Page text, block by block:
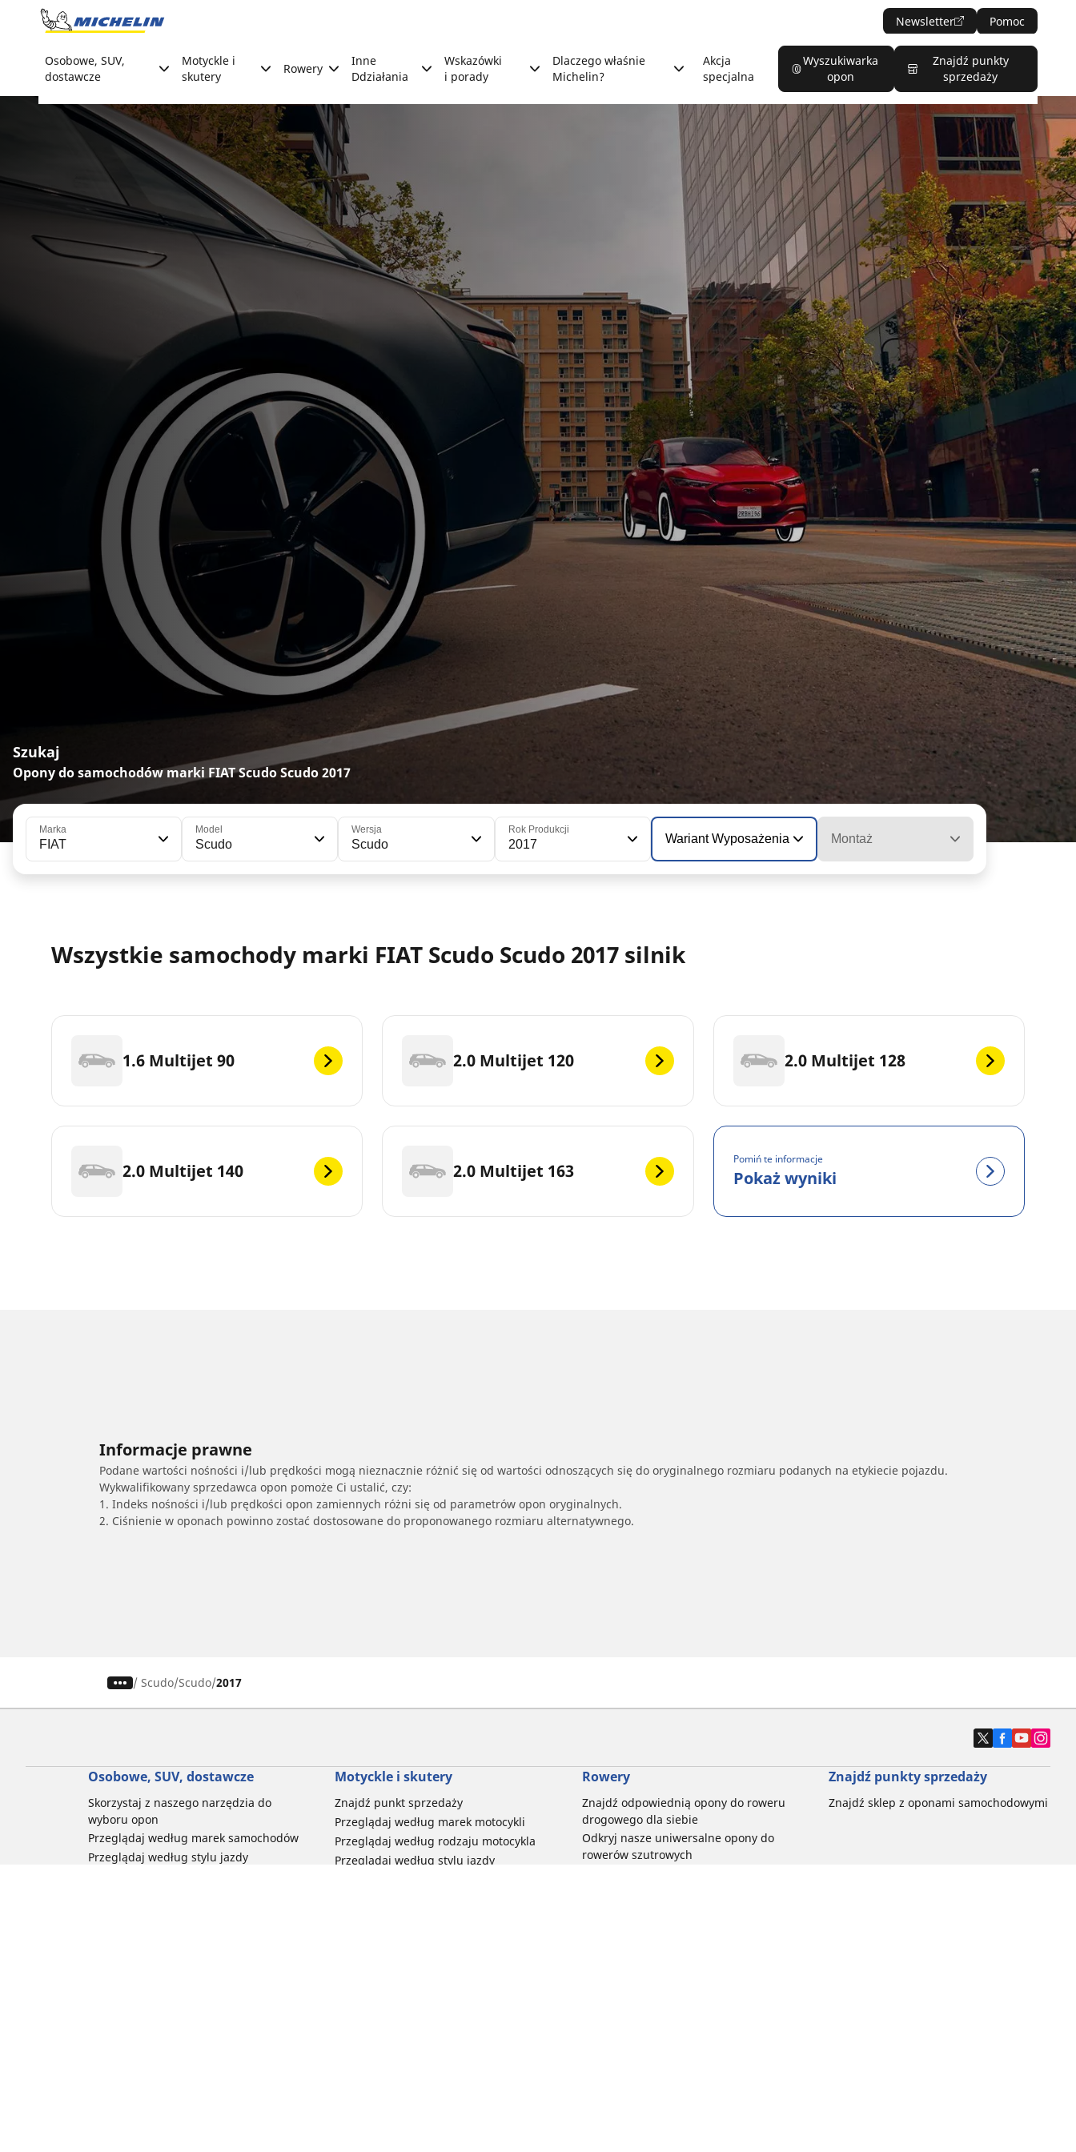
Go to page content
Newsletter Pomoc
Osobowe, SUV,
dostawcze
Motyckle i
skutery
Rowery
Inne
Ddziałania
Wskazówki
i porady
Dlaczego właśnie
Michelin?
Akcja
specjalna
Wyszukiwarka
opon
Znajdź punkty
sprzedaży
Szukaj
Opony do samochodów marki FIAT Scudo Scudo 2017
Marka
FIAT
Model
Scudo
Wersja
Scudo
Rok Produkcji
2017 Wariant Wyposażenia Montaż
Wszystkie samochody marki FIAT Scudo Scudo 2017 silnik
1.6 Multijet 90 2.0 Multijet 120 2.0 Multijet 128
2.0 Multijet 140 2.0 Multijet 163
Pomiń te informacje
Pokaż wyniki
Informacje prawne
Podane wartości nośności i/lub prędkości mogą nieznacznie różnić się od wartości odnoszących się do oryginalnego rozmiaru podanych na etykiecie pojazdu.
Wykwalifikowany sprzedawca opon pomoże Ci ustalić, czy:
1. Indeks nośności i/lub prędkości opon zamiennych różni się od parametrów opon oryginalnych.
2. Ciśnienie w oponach powinno zostać dostosowane do proponowanego rozmiaru alternatywnego.
/ Scudo Scudo 2017
Osobowe, SUV, dostawcze
Skorzystaj z naszego narzędzia do
wyboru opon
Przeglądaj według marek samochodów
Przeglądaj według stylu jazdy
Motyckle i skutery
Znajdź punkt sprzedaży
Przeglądaj według marek motocykli
Przeglądaj według rodzaju motocykla
Przeglądaj według stylu jazdy
Rowery
Znajdź odpowiednią opony do roweru
drogowego dla siebie
Odkryj nasze uniwersalne opony do
rowerów szutrowych
Znajdź punkty sprzedaży
Znajdź sklep z oponami samochodowymi